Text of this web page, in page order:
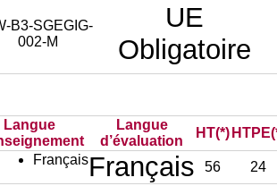
B3-SGEGIG-
002-M
UE
Obligatoire
Langue
Langue
d’évaluation
HT(*)
FrançaisFrançais 56 24